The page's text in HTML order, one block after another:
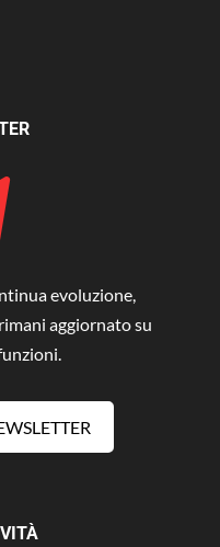
evoluzione,
aggiornato su